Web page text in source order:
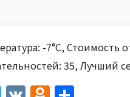
-7°C, Стоимость
35, Лучший